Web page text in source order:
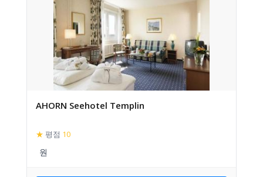
AHORN Seehotel Templin
★ 평점 10